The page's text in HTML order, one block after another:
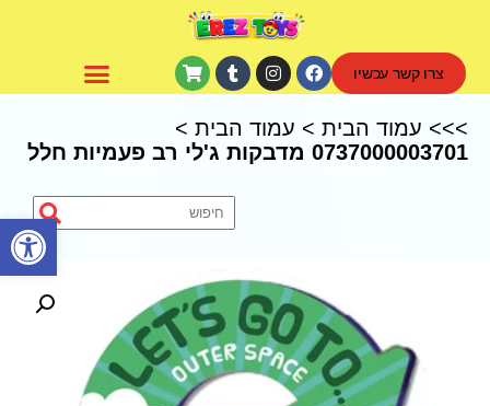
פתח סרגל נגישות
צרו קשר עכשיו
>>> עמוד הבית > עמוד הבית >
0737000003701 מדבקות ג'לי רב פעמיות חלל